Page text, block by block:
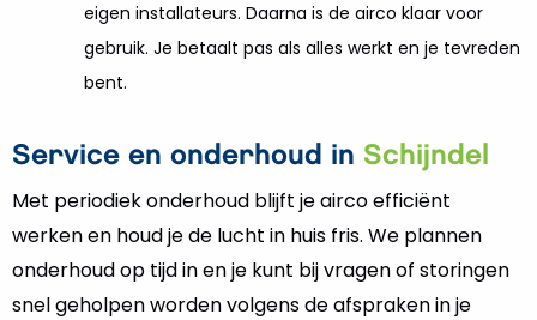
eigen installateurs. Daarna is de airco klaar voor
gebruik. Je betaalt pas als alles werkt en je tevreden
bent.
Service en onderhoud in Schijndel
Met periodiek onderhoud blijft je airco efficiënt
werken en houd je de lucht in huis fris. We plannen
onderhoud op tijd in en je kunt bij vragen of storingen
snel geholpen worden volgens de afspraken in je